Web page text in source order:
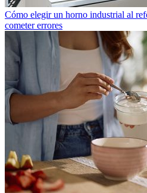
Cómo elegir un horno industrial al
cometer errores